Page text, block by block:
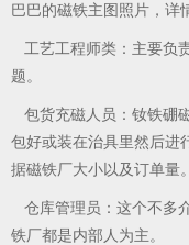
巴巴的磁铁主图照片，详
工艺工程师类：主要负
题。
包货充磁人员：钕铁硼
包好或装在治具里然后进
据磁铁厂大小以及订单量。
仓库管理员：这个不多
铁厂都是内部人为主。